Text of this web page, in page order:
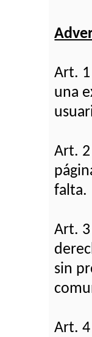
Art.
una
Art.
falta.
Art.
sin
Art.